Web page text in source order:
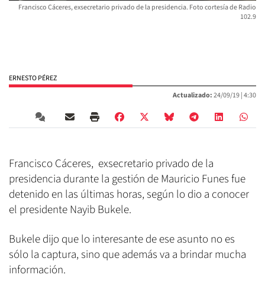
Francisco Cáceres, exsecretario privado de la presidencia. Foto cortesía de Radio
102.9
ERNESTO PÉREZ
Actualizado:24/09/19 |4:30
Francisco Cáceres, exsecretario privado de la
presidencia durante la gestión de Mauricio Funes fue
detenido en las últimas horas, según lo dio a conocer
el presidente Nayib Bukele.
Bukele dijo que lo interesante de ese asunto no es
sólo la captura, sino que además va a brindar mucha
información.